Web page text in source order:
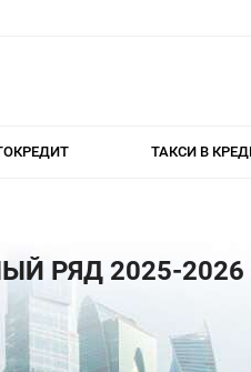
ТАКСИ В
РЯД 2025-